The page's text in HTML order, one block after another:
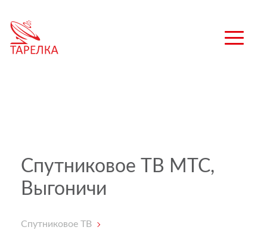
Спутниковое ТВ МТС,
Выгоничи
Спутниковое ТВ